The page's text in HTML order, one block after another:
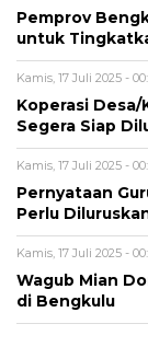
Pemprov
untuk
Kamis, 17 Juli 2025 -
Koperasi
Segera Siap
Kamis, 17 Juli 2025 -
Pernyataan
Perlu
Kamis, 17 Juli 2025 -
Wagub Mian
di Bengkulu